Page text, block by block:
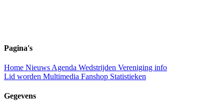
Pagina's
Home Nieuws Agenda Wedstrijden Vereniging info
Lid worden Multimedia Fanshop Statistieken
Gegevens